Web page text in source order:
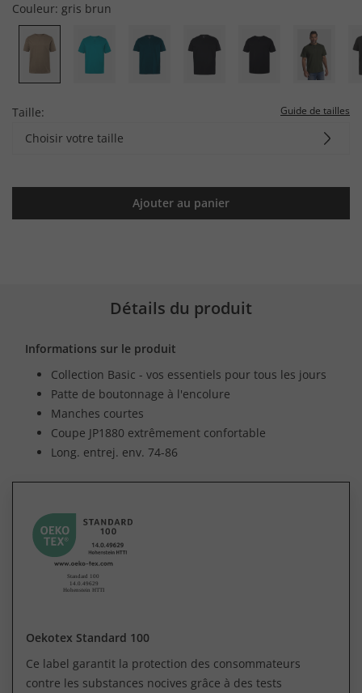
Couleur: gris brun
Taille: Guide de tailles
Choisir votre taille
Ajouter au panier
Détails du produit
Informations sur le produit
Collection Basic - vos essentiels pour tous les jours
Patte de boutonnage à l'encolure
Manches courtes
Coupe JP1880 extrêmement confortable
Long. entrej. env. 74-86
Oekotex Standard 100
Ce label garantit la protection des consommateurs
contre les substances nocives grâce à des tests